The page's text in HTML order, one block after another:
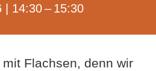
| 14:30 – 15:30
mit Flachsen, denn wir